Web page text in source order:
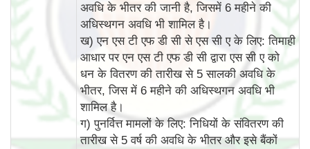
अवधि के भीतर की जानी है, जिसमें 6 महीने की
अधिस्थगन अवधि भी शामिल है।
ख) एन एस टी एफ डी सी से एस सी ए के लिए: तिमाही
आधार पर एन एस टी एफ डी सी द्वारा एस सी ए को
धन के वितरण की तारीख से 5 सालकी अवधि के
भीतर, जिस में 6 महीने की अधिस्‍थगन अवधि भी
शामिल है।
ग) पुनर्वित्त मामलों के लिए: निधियों के संवितरण की
तारीख से 5 वर्ष की अवधि के भीतर और इसे बैंकों